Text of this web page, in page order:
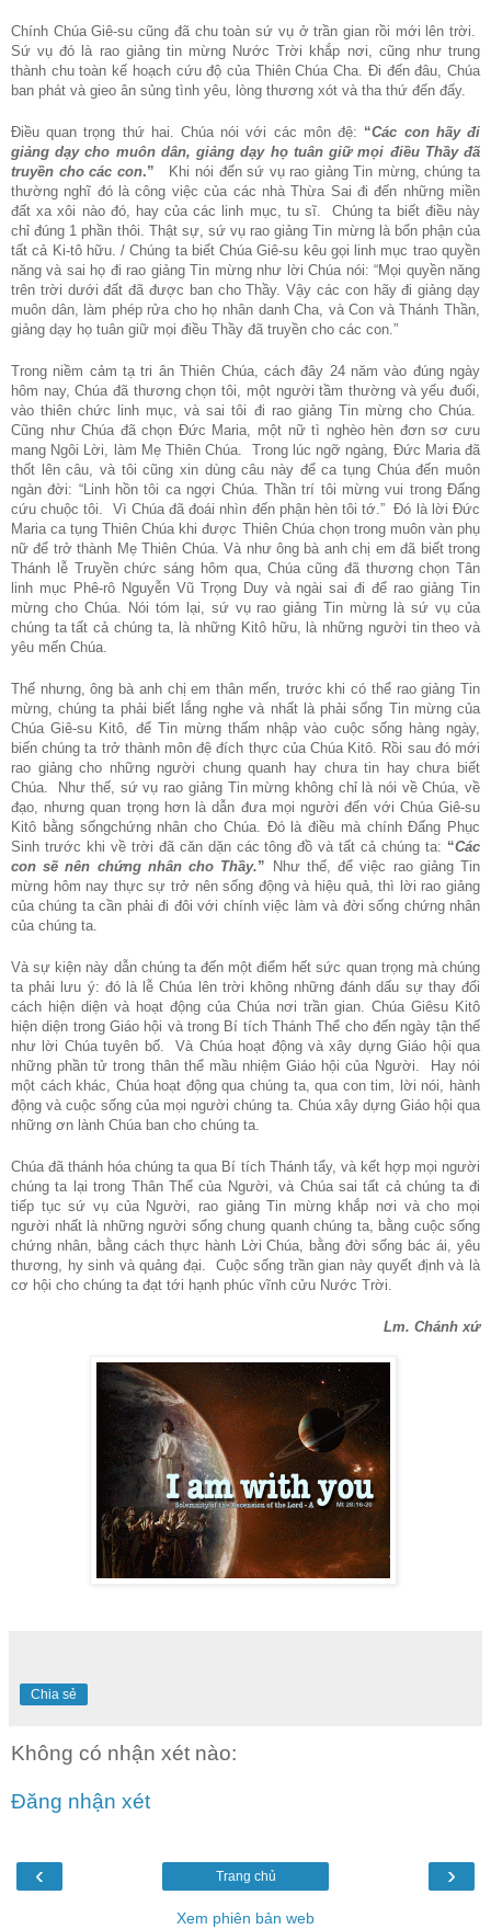
Chính Chúa Giê-su cũng đã chu toàn sứ vụ ở trần gian rồi mới lên trời.
Sứ vụ đó là rao giảng tin mừng Nước Trời khắp nơi, cũng như trung
thành chu toàn kế hoạch cứu độ của Thiên Chúa Cha. Đi đến đâu, Chúa
ban phát và gieo ân sủng tình yêu, lòng thương xót và tha thứ đến đấy.
Điều quan trọng thứ hai. Chúa nói với các môn đệ: “Các con hãy đi
giảng dạy cho muôn dân, giảng dạy họ tuân giữ mọi điều Thầy đã
truyền cho các con.” Khi nói đến sứ vụ rao giảng Tin mừng, chúng ta
thường nghĩ đó là công việc của các nhà Thừa Sai đi đến những miền
đất xa xôi nào đó, hay của các linh mục, tu sĩ. Chúng ta biết điều này
chỉ đúng 1 phần thôi. Thật sự, sứ vụ rao giảng Tin mừng là bổn phận của
tất cả Ki-tô hữu. / Chúng ta biết Chúa Giê-su kêu gọi linh mục trao quyền
năng và sai họ đi rao giảng Tin mừng như lời Chúa nói: “Mọi quyền năng
trên trời dưới đất đã được ban cho Thầy. Vậy các con hãy đi giảng dạy
muôn dân, làm phép rửa cho họ nhân danh Cha, và Con và Thánh Thần,
giảng dạy họ tuân giữ mọi điều Thầy đã truyền cho các con.”
Trong niềm cảm tạ tri ân Thiên Chúa, cách đây 24 năm vào đúng ngày
hôm nay, Chúa đã thương chọn tôi, một người tầm thường và yếu đuối,
vào thiên chức linh mục, và sai tôi đi rao giảng Tin mừng cho Chúa.
Cũng như Chúa đã chọn Đức Maria, một nữ tì nghèo hèn đơn sơ cưu
mang Ngôi Lời, làm Mẹ Thiên Chúa. Trong lúc ngỡ ngàng, Đức Maria đã
thốt lên câu, và tôi cũng xin dùng câu này để ca tụng Chúa đến muôn
ngàn đời: “Linh hồn tôi ca ngợi Chúa. Thần trí tôi mừng vui trong Đấng
cứu chuộc tôi. Vì Chúa đã đoái nhìn đến phận hèn tôi tớ.” Đó là lời Đức
Maria ca tụng Thiên Chúa khi được Thiên Chúa chọn trong muôn vàn phụ
nữ để trở thành Mẹ Thiên Chúa. Và như ông bà anh chị em đã biết trong
Thánh lễ Truyền chức sáng hôm qua, Chúa cũng đã thương chọn Tân
linh mục Phê-rô Nguyễn Vũ Trọng Duy và ngài sai đi để rao giảng Tin
mừng cho Chúa. Nói tóm lại, sứ vụ rao giảng Tin mừng là sứ vụ của
chúng ta tất cả chúng ta, là những Kitô hữu, là những người tin theo và
yêu mến Chúa.
Thế nhưng, ông bà anh chị em thân mến, trước khi có thể rao giảng Tin
mừng, chúng ta phải biết lắng nghe và nhất là phải sống Tin mừng của
Chúa Giê-su Kitô, để Tin mừng thấm nhập vào cuộc sống hàng ngày,
biến chúng ta trở thành môn đệ đích thực của Chúa Kitô. Rồi sau đó mới
rao giảng cho những người chung quanh hay chưa tin hay chưa biết
Chúa. Như thế, sứ vụ rao giảng Tin mừng không chỉ là nói về Chúa, về
đạo, nhưng quan trọng hơn là dẫn đưa mọi người đến với Chúa Giê-su
Kitô bằng sốngchứng nhân cho Chúa. Đó là điều mà chính Đấng Phục
Sinh trước khi về trời đã căn dặn các tông đồ và tất cả chúng ta: “Các
con sẽ nên chứng nhân cho Thầy.”
Như thế, để việc rao giảng Tin
mừng hôm nay thực sự trở nên sống động và hiệu quả, thì lời rao giảng
của chúng ta cần phải đi đôi với chính việc làm và đời sống chứng nhân
của chúng ta.
Và sự kiện này dẫn chúng ta đến một điểm hết sức quan trọng mà chúng
ta phải lưu ý: đó là lễ Chúa lên trời không những đánh dấu sự thay đổi
cách hiện diện và hoạt động của Chúa nơi trần gian. Chúa Giêsu Kitô
hiện diện trong Giáo hội và trong Bí tích Thánh Thể cho đến ngày tận thế
như lời Chúa tuyên bố. Và Chúa hoạt động và xây dựng Giáo hội qua
những phần tử trong thân thể mầu nhiệm Giáo hội của Người. Hay nói
một cách khác, Chúa hoạt động qua chúng ta, qua con tim, lời nói, hành
động và cuộc sống của mọi người chúng ta. Chúa xây dựng Giáo hội qua
những ơn lành Chúa ban cho chúng ta.
Chúa đã thánh hóa chúng ta qua Bí tích Thánh tẩy, và kết hợp mọi người
chúng ta lại trong Thân Thể của Người, và Chúa sai tất cả chúng ta đi
tiếp tục sứ vụ của Người, rao giảng Tin mừng khắp nơi và cho mọi
người nhất là những người sống chung quanh chúng ta, bằng cuộc sống
chứng nhân, bằng cách thực hành Lời Chúa, bằng đời sống bác ái, yêu
thương, hy sinh và quảng đại. Cuộc sống trần gian này quyết định và là
cơ hội cho chúng ta đạt tới hạnh phúc vĩnh cửu Nước Trời.
Lm. Chánh xứ
Chia sẻ
Không có nhận xét nào:
Đăng nhận xét
‹ ›
Trang chủ
Xem phiên bản web